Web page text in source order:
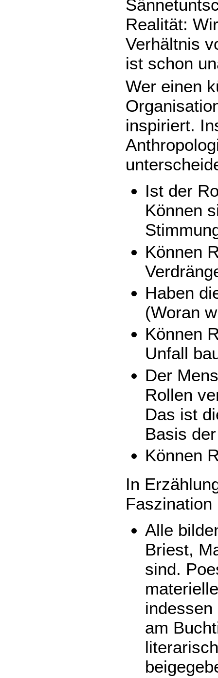
Realität:
Verhältnis
ist schon
Wer einen
inspiriert.
Ist der
Können
Können
Haben
(Woran
Können
Unfall
Der
Rollen
Das ist
Basis
Können
In
Faszination
Alle
Briest,
sind.
am